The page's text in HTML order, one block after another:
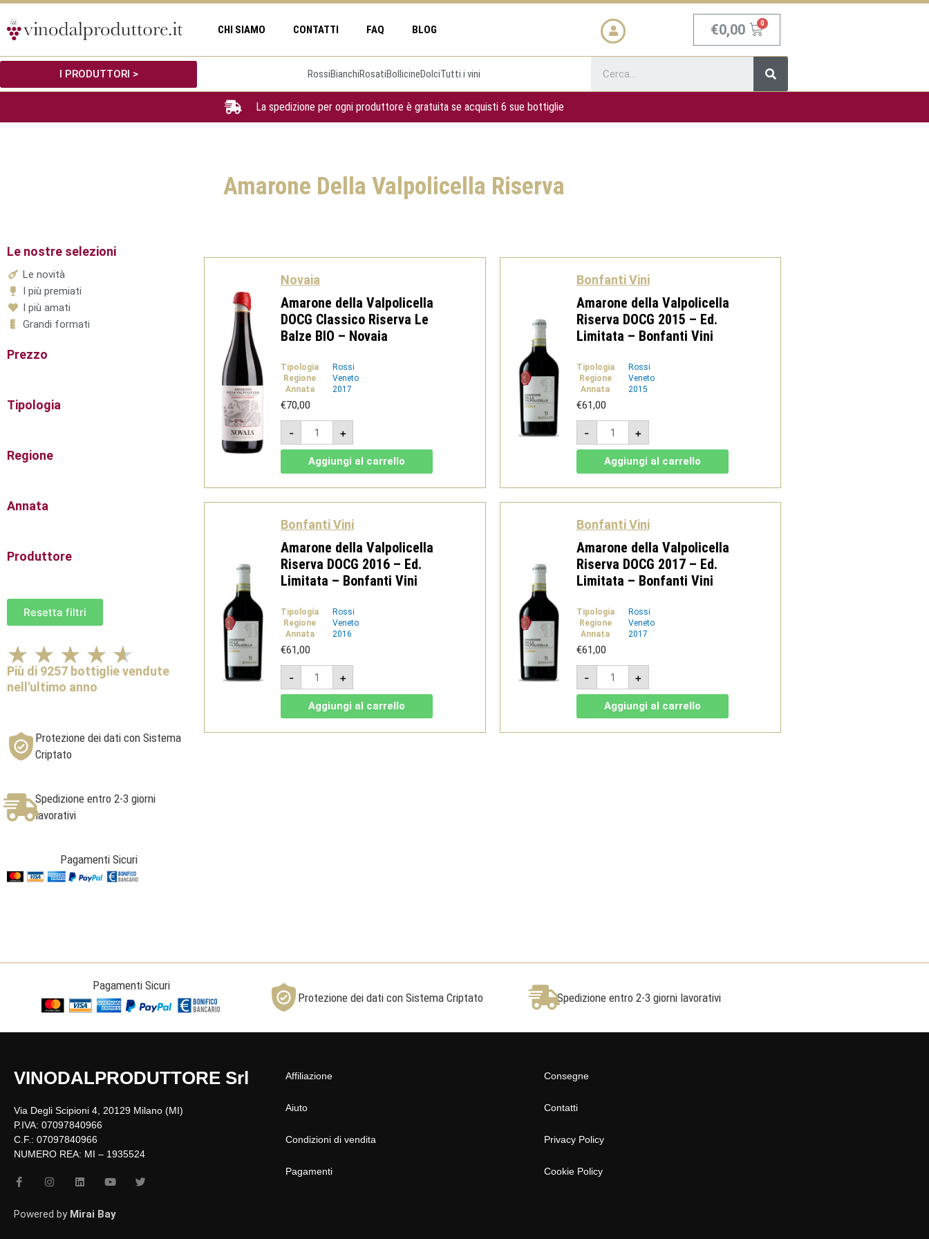
Vai
contenuto
CHI SIAMO CONTATTI FAQ BLOG €0,00 Carrello
I PRODUTTORI > RossiBianchiRosatiBollicineDolciTutti i vini
Cerca
La spedizione per ogni produttore è gratuita se acquisti 6 sue bottiglie
Amarone Della Valpolicella Riserva
Le nostre selezioni
Le novità
I più premiati
I più amati
Grandi formati
Prezzo
Tipologia
Regione
Annata
Produttore
Resetta filtri
★ ★ ★ ★ ★ Valutazione
4.6
Più di 9257 bottiglie vendute
nell'ultimo anno
Protezione dei dati con Sistema
Criptato
Spedizione entro 2-3 giorni
lavorativi
Pagamenti Sicuri
Novaia
Amarone della Valpolicella
DOCG Classico Riserva Le
Balze BIO – Novaia
Tipologia
Rossi
Regione
Veneto
Annata
2017
€70,00
-
Amarone
della
Valpolicella
DOCG
Classico
Riserva
Le
-
Novaia
quantità
+
Aggiungi al carrello
Bonfanti Vini
Amarone della Valpolicella
Riserva DOCG 2015 – Ed.
Limitata – Bonfanti Vini
Tipologia
Rossi
Regione
Veneto
Annata
2015
€61,00
-
Amarone
della
Valpolicella
Riserva
DOCG
2015
-
-
Bonfanti
quantità
+
Aggiungi al carrello
Bonfanti Vini
Amarone della Valpolicella
Riserva DOCG 2016 – Ed.
Limitata – Bonfanti Vini
Tipologia
Rossi
Regione
Veneto
Annata
2016
€61,00
-
Amarone
della
Valpolicella
Riserva
DOCG
2016
-
+
Aggiungi al carrello
Bonfanti Vini
Amarone della Valpolicella
Riserva DOCG 2017 – Ed.
Limitata – Bonfanti Vini
Tipologia
Rossi
Regione
Veneto
Annata
2017
€61,00
-
Amarone
della
Valpolicella
Riserva
DOCG
2017
-
+
Aggiungi al carrello
Pagamenti Sicuri
Protezione dei dati con Sistema Criptato
Spedizione entro 2-3 giorni lavorativi
VINODALPRODUTTORE Srl
Via Degli Scipioni 4, 20129 Milano (MI)
P.IVA: 07097840966
C.F.: 07097840966
NUMERO REA: MI – 1935524
F
a
e
b
I
n
t
a
L
i
k
e
Y
o
t
u
T
w
Powered by Mirai Bay
Affiliazione
Aiuto
Condizioni di vendita
Pagamenti
Consegne
Contatti
Privacy Policy
Cookie Policy